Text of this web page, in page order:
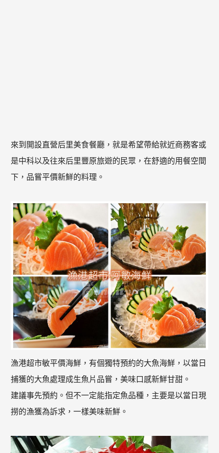
來到開設直營后里美食餐廳，就是希望帶給就近商務客或
是中科以及往來后里豐原旅遊的民眾，在舒適的用餐空間
下，品嘗平價新鮮的料理。
漁港超市敏平價海鮮，有個獨特預約的大魚海鮮，以當日
捕獲的大魚處理成生魚片品嘗，美味口感新鮮甘甜。
建議事先預約。但不一定能指定魚品種，主要是以當日現
撈的漁獲為訴求，一樣美味新鮮。